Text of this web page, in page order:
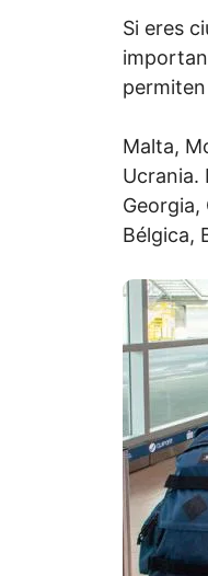
Si eres
Malta,
Ucrania.
Georgia,
Bélgica,